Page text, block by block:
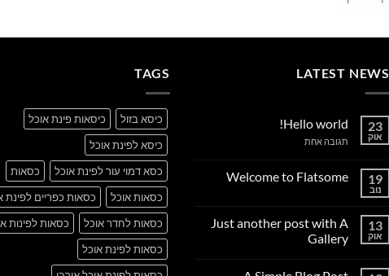
800.00 ₪.
699.00 ₪.
LATEST NEWS
23
אוק
Hello world!
תגובה אחתעל
19
נוב
Welcome to Flatsome
Welcome
to
Flatsome
13
אוק
Just another post with A
Gallery
TAGS
כיסא בזול
כיסאות פינת אוכל
כיסא לפינת אוכל
כסא דמוי עור לפינת אוכל
כסאות
כסאות אוכל
כסאות כפריים לפינת
כסאות לחדר אוכל
כסאות לפינות
כסאות לפינת אוכל